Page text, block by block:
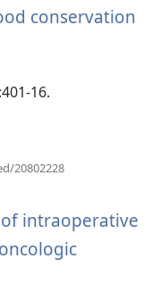
conservation
جديدة) 16.
20802228
intraoperative